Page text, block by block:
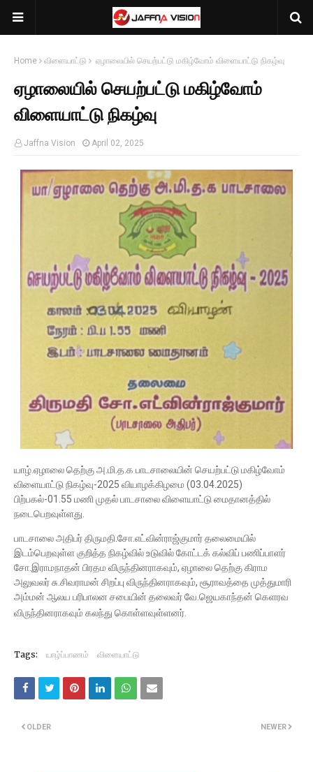
Home விளையாட்டு ஏழாலையில் செயற்பட்டு மகிழ்வோம் விளையாட்டு நிகழ்வு
ஏழாலையில் செயற்பட்டு மகிழ்வோம்
விளையாட்டு நிகழ்வு
Jaffna Vision April 02, 2025
யாழ்.ஏழாலை தெற்கு அ.மி.த.க பாடசாலையின் செயற்பட்டு மகிழ்வோம்
விளையாட்டு நிகழ்வு-2025 வியாழக்கிழமை (03.04.2025)
பிற்பகல்-01.55 மணி முதல் பாடசாலை விளையாட்டு மைதானத்தில்
நடைபெறவுள்ளது.
பாடசாலை அதிபர் திருமதி.சோ.எட்வின்ராஜ்குமார்தலைமையில்
இடம்பெறவுள்ள குறித்த நிகழ்வில் உடுவில் கோட்டக் கல்விப் பணிப்பாளர்
சோ.இராமநாதன் பிரதம விருந்தினராகவும், ஏழாலை தெற்கு கிராம
அலுவலர் சு.சிவராமன் சிறப்பு விருந்தினராகவும், சூராவத்தை முத்துமாரி
அம்மன் ஆலய பரிபாலன சபையின் தலைவர் வே.ஜெயகாந்தன் கெளரவ
விருந்தினராகவும் கலந்து கொள்ளவுள்ளனர்.
Tags: யாழ்ப்பாணம் விளையாட்டு
NEWER
OLDER